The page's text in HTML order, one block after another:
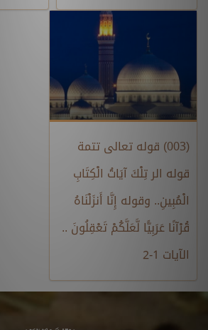
(003) قوله تعالى تتمة
قوله الر تِلْكَ آيَاتُ الْكِتَابِ
الْمُبِينِ.. وقوله إِنَّا أَنزَلْنَاهُ
قُرْآنًا عَرَبِيًّا لَّعَلَّكُمْ تَعْقِلُونَ ..
الآيات 1-2